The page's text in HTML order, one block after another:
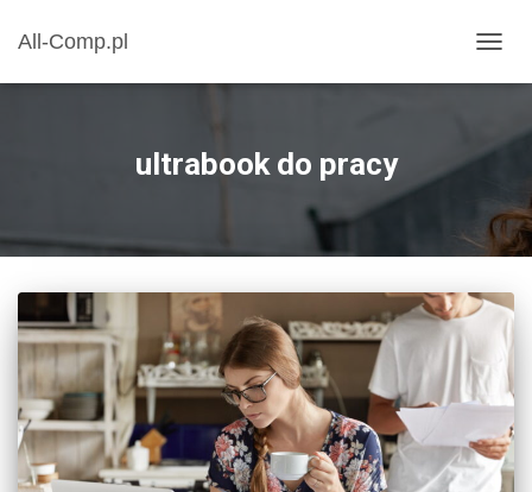
All-Comp.pl
ultrabook do pracy